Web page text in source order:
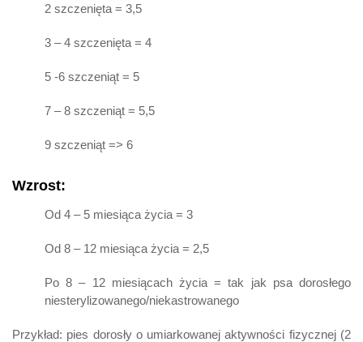
2 szczenięta = 3,5
3 – 4 szczenięta = 4
5 -6 szczeniąt = 5
7 – 8 szczeniąt = 5,5
9 szczeniąt => 6
Wzrost:
Od 4 – 5 miesiąca życia = 3
Od 8 – 12 miesiąca życia = 2,5
Po 8 – 12 miesiącach życia = tak jak psa dorosłego
niesterylizowanego/niekastrowanego
Przykład: pies dorosły o umiarkowanej aktywności fizycznej (2